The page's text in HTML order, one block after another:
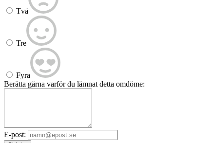
Två
Tre
Fyra
Berätta gärna varför du lämnat detta omdöme:
E-post: